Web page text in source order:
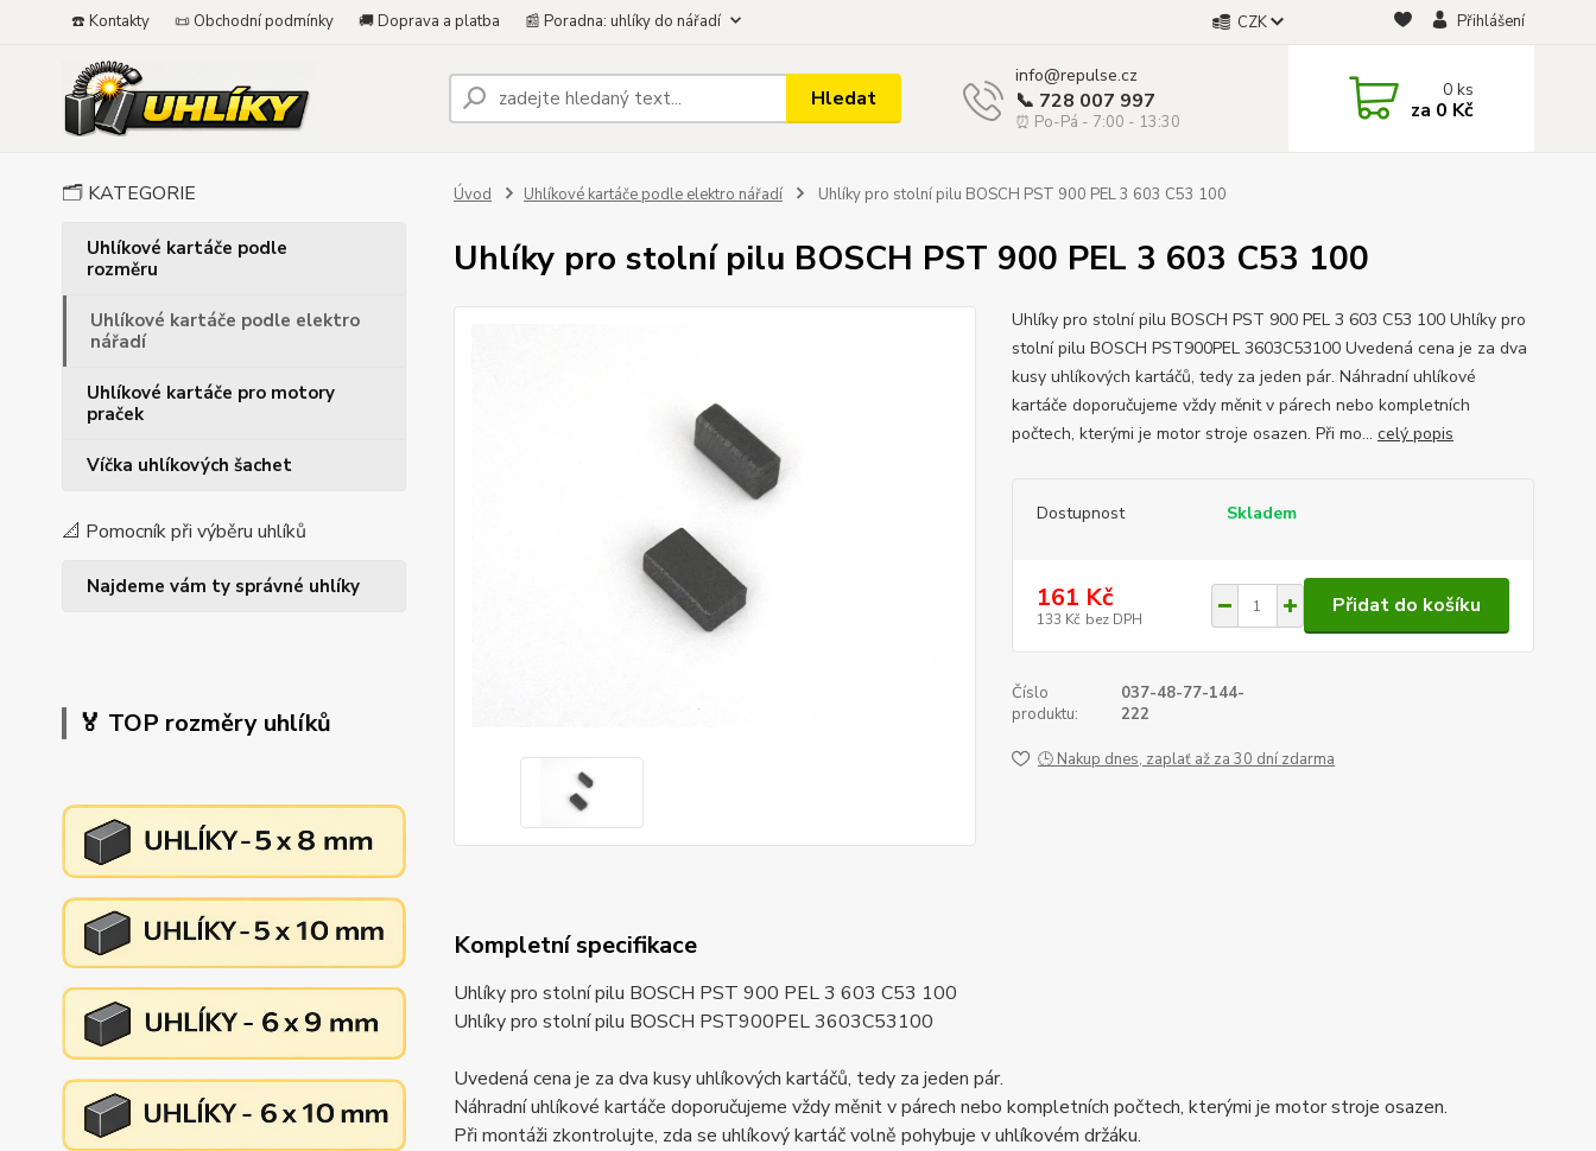
☎️ Kontakty 📜 Obchodní podmínky 🚚 Doprava a platba 📰 Poradna: uhlíky do nářadí CZK Přihlášení
Hledat
info@repulse.cz
📞 728 007 997
⏰ Po-Pá - 7:00 - 13:30
0ks
za 0 Kč
🗂️ KATEGORIE
Uhlíkové kartáče podle
rozměru
Uhlíkové kartáče podle elektro
nářadí
Uhlíkové kartáče pro motory
praček
Víčka uhlíkových šachet
📐 Pomocník při výběru uhlíků
Najdeme vám ty správné uhlíky
🏅 TOP rozměry uhlíků
Úvod Uhlíkové kartáče podle elektro nářadí Uhlíky pro stolní pilu BOSCH PST 900 PEL 3 603 C53 100
Uhlíky pro stolní pilu BOSCH PST 900 PEL 3 603 C53 100
Uhlíky pro stolní pilu BOSCH PST 900 PEL 3 603 C53 100 Uhlíky pro
stolní pilu BOSCH PST900PEL 3603C53100 Uvedená cena je za dva
kusy uhlíkových kartáčů, tedy za jeden pár. Náhradní uhlíkové
kartáče doporučujeme vždy měnit v párech nebo kompletních
počtech, kterými je motor stroje osazen. Při mo... celý popis
Dostupnost Skladem
161 Kč
133 Kč bez DPH
Přidat do košíku
Číslo
produktu:
037-48-77-144-
222
🕒 Nakup dnes, zaplať až za 30 dní zdarma
Kompletní specifikace
Uhlíky pro stolní pilu BOSCH PST 900 PEL 3 603 C53 100
Uhlíky pro stolní pilu BOSCH PST900PEL 3603C53100
Uvedená cena je za dva kusy uhlíkových kartáčů, tedy za jeden pár.
Náhradní uhlíkové kartáče doporučujeme vždy měnit v párech nebo kompletních počtech, kterými je motor stroje osazen.
Při montáži zkontrolujte, zda se uhlíkový kartáč volně pohybuje v uhlíkovém držáku.